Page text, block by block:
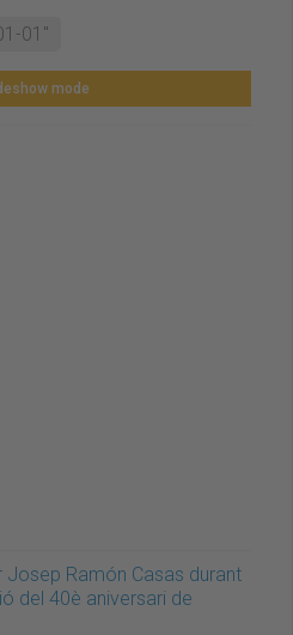
01"
mode
Ramón Casas durant
del 40è aniversari de